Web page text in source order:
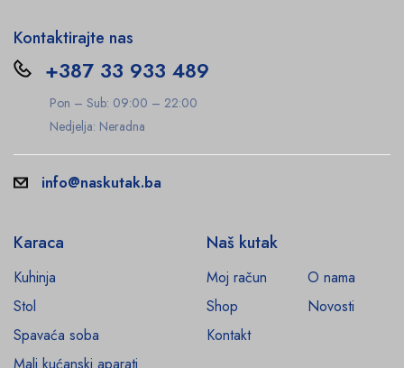
Kontaktirajte nas
+387 33 933 489
Pon – Sub: 09:00 – 22:00
Nedjelja: Neradna
info@naskutak.ba
Karaca
Kuhinja
Stol
Spavaća soba
Mali kućanski aparati
Naš kutak
Moj račun
O nama
Shop
Novosti
Kontakt